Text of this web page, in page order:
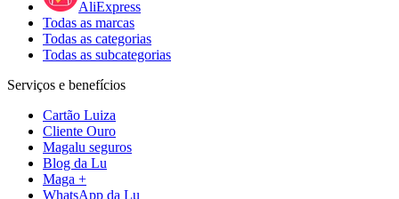
AliExpress
Todas as marcas
Todas as categorias
Todas as subcategorias
Serviços e benefícios
Cartão Luiza
Cliente Ouro
Magalu seguros
Blog da Lu
Maga +
WhatsApp da Lu